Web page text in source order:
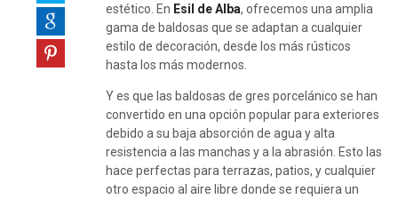
estético. En Esil de Alba, ofrecemos una amplia
gama de baldosas que se adaptan a cualquier
estilo de decoración, desde los más rústicos
hasta los más modernos.
Y es que las baldosas de gres porcelánico se han
convertido en una opción popular para exteriores
debido a su baja absorción de agua y alta
resistencia a las manchas y a la abrasión. Esto las
hace perfectas para terrazas, patios, y cualquier
otro espacio al aire libre donde se requiera un